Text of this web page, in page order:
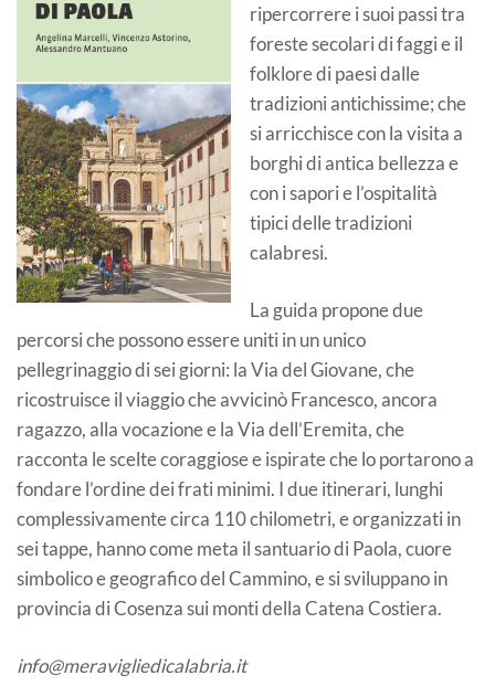
ripercorrere i suoi passi tra
foreste secolari di faggi e il
folklore di paesi dalle
tradizioni antichissime; che
si arricchisce con la visita a
borghi di antica bellezza e
con i sapori e l’ospitalità
tipici delle tradizioni
calabresi.
La guida propone due
percorsi che possono essere uniti in un unico
pellegrinaggio di sei giorni: la Via del Giovane, che
ricostruisce il viaggio che avvicinò Francesco, ancora
ragazzo, alla vocazione e la Via dell’Eremita, che
racconta le scelte coraggiose e ispirate che lo portarono a
fondare l’ordine dei frati minimi. I due itinerari, lunghi
complessivamente circa 110 chilometri, e organizzati in
sei tappe, hanno come meta il santuario di Paola, cuore
simbolico e geografico del Cammino, e si sviluppano in
provincia di Cosenza sui monti della Catena Costiera.
info@meravigliedicalabria.it